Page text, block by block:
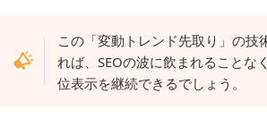
この「変動トレンド先取り」の技
れば、SEOの波に飲まれることな
位表示を継続できるでしょう。